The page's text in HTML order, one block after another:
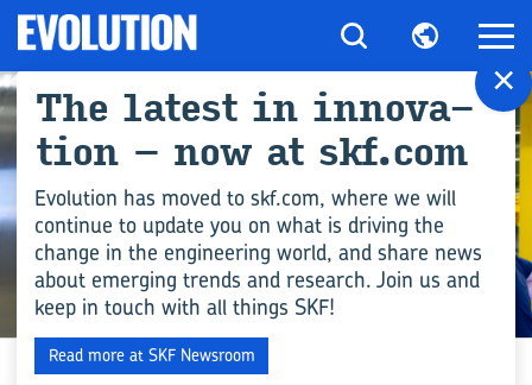
INGENIEURSWISSEN
×
The la­test in in­no­va­
ti­on – now at skf.com
Evolution has moved to skf.com, where we will
continue to update you on what is driving the
change in the engineering world, and share news
about emerging trends and research. Join us and
keep in touch with all things SKF!
Read more at SKF Newsroom